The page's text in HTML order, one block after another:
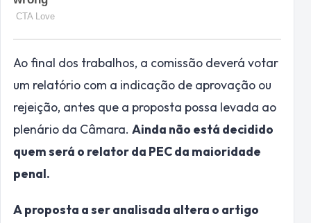
Ao final dos trabalhos, a comissão deverá votar
um relatório com a indicação de aprovação ou
rejeição, antes que a proposta possa levada ao
plenário da Câmara. Ainda não está decidido
quem será o relator da PEC da maioridade
penal.
A proposta a ser analisada altera o artigo